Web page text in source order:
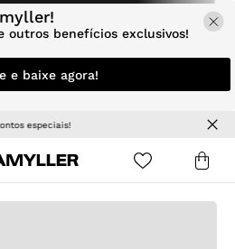
outros benefícios exclusivos!
e baixe agora!
| a partir de R$ R$ 499 em produtos não